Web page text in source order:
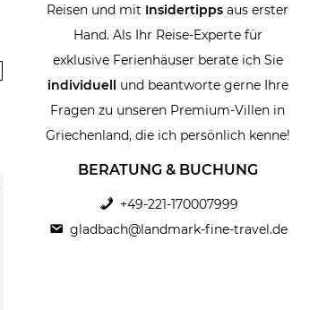
Reisen und mit Insidertipps aus erster
Hand. Als Ihr Reise-Experte für
exklusive Ferienhäuser berate ich Sie
individuell und beantworte gerne Ihre
Fragen zu unseren Premium-Villen in
Griechenland, die ich persönlich kenne!
BERATUNG & BUCHUNG
+49-221-170007999
gladbach@landmark-fine-travel.de